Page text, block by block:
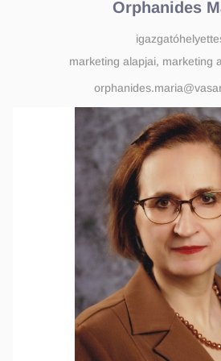
Orphanides
marketing alapjai, marketing